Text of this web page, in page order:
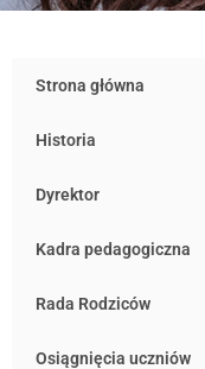
Strona główna
Historia
Dyrektor
Kadra pedagogiczna
Rada Rodziców
Osiągnięcia uczniów